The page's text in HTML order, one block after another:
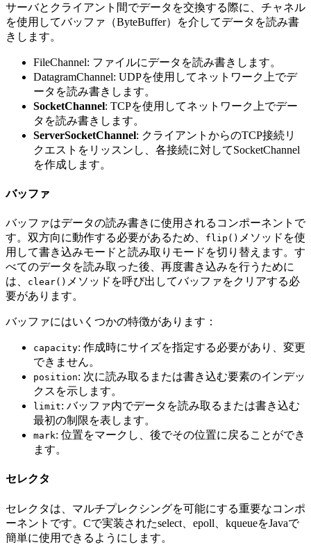
サーバとクライアント間でデータを交換する際に、チャネル
を使用してバッファ（ByteBuffer）を介してデータを読み書
きします。
FileChannel: ファイルにデータを読み書きします。
DatagramChannel: UDPを使用してネットワーク上でデ
ータを読み書きします。
SocketChannel: TCPを使用してネットワーク上でデー
タを読み書きします。
ServerSocketChannel: クライアントからのTCP接続リ
クエストをリッスンし、各接続に対してSocketChannel
を作成します。
バッファ
バッファはデータの読み書きに使用されるコンポーネントで
す。双方向に動作する必要があるため、
flip() メソッドを使
用して書き込みモードと読み取りモードを切り替えます。す
べてのデータを読み取った後、再度書き込みを行うために
は、
clear() メソッドを呼び出してバッファをクリアする必
要があります。
バッファにはいくつかの特徴があります：
capacity: 作成時にサイズを指定する必要があり、変更
できません。
position: 次に読み取るまたは書き込む要素のインデッ
クスを示します。
limit: バッファ内でデータを読み取るまたは書き込む
最初の制限を表します。
mark: 位置をマークし、後でその位置に戻ることができ
ます。
セレクタ
セレクタは、マルチプレクシングを可能にする重要なコンポ
ーネントです。Cで実装されたselect、epoll、kqueueをJavaで
簡単に使用できるようにします。